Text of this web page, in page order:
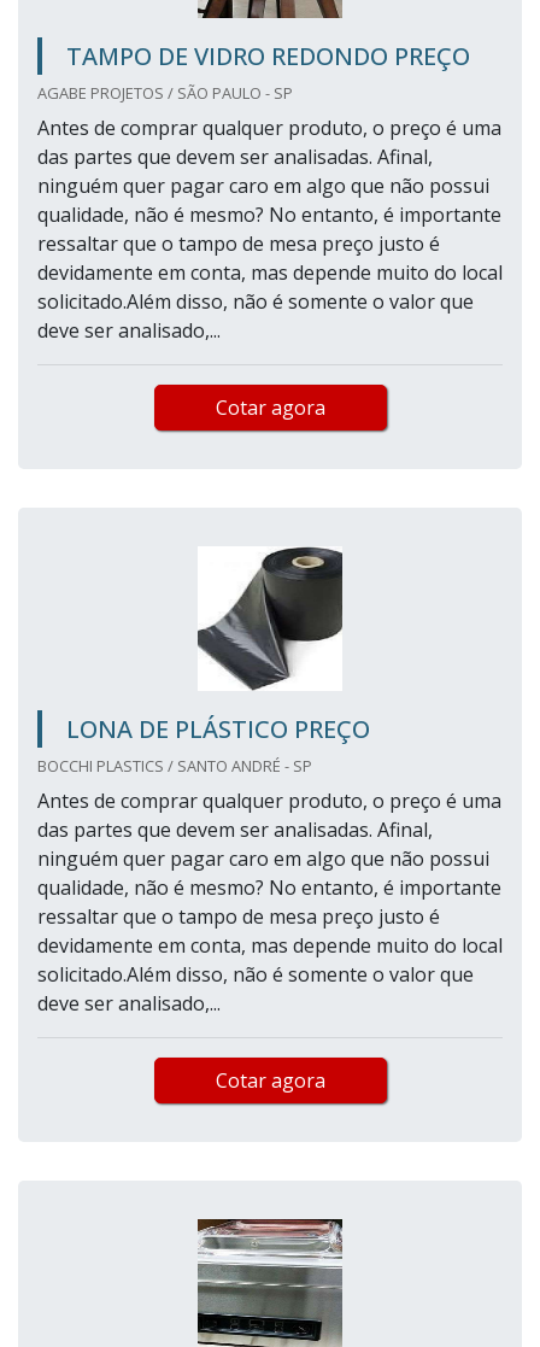
TAMPO DE VIDRO REDONDO PREÇO
AGABE PROJETOS / SÃO PAULO - SP
Antes de comprar qualquer produto, o preço é uma
das partes que devem ser analisadas. Afinal,
ninguém quer pagar caro em algo que não possui
qualidade, não é mesmo? No entanto, é importante
ressaltar que o tampo de mesa preço justo é
devidamente em conta, mas depende muito do local
solicitado.Além disso, não é somente o valor que
deve ser analisado,...
Cotar agora
LONA DE PLÁSTICO PREÇO
BOCCHI PLASTICS / SANTO ANDRÉ - SP
Antes de comprar qualquer produto, o preço é uma
das partes que devem ser analisadas. Afinal,
ninguém quer pagar caro em algo que não possui
qualidade, não é mesmo? No entanto, é importante
ressaltar que o tampo de mesa preço justo é
devidamente em conta, mas depende muito do local
solicitado.Além disso, não é somente o valor que
deve ser analisado,...
Cotar agora